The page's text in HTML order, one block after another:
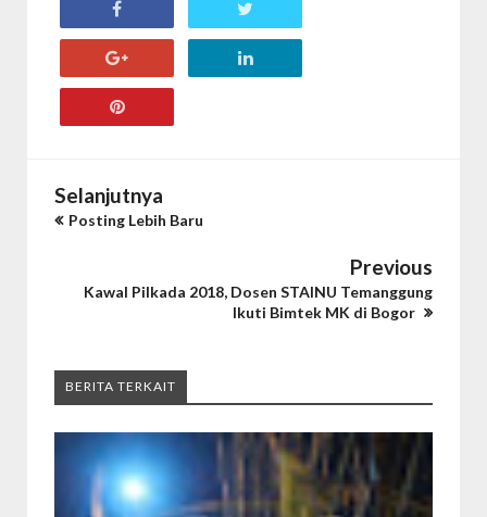
Selanjutnya
Posting Lebih Baru
Previous
Kawal Pilkada 2018, Dosen STAINU Temanggung
Ikuti Bimtek MK di Bogor
BERITA TERKAIT